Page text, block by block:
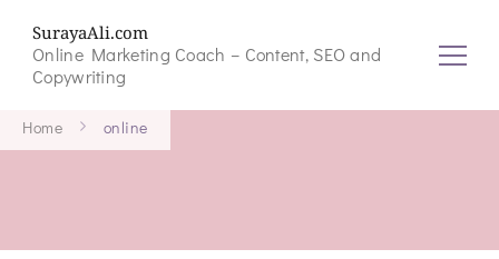
SurayaAli.com
Online Marketing Coach – Content, SEO and
Copywriting
Home online